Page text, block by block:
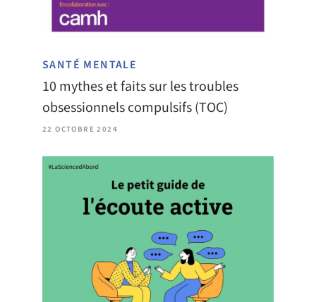
SANTÉ MENTALE
10 mythes et faits sur les troubles
obsessionnels compulsifs (TOC)
22 OCTOBRE 2024